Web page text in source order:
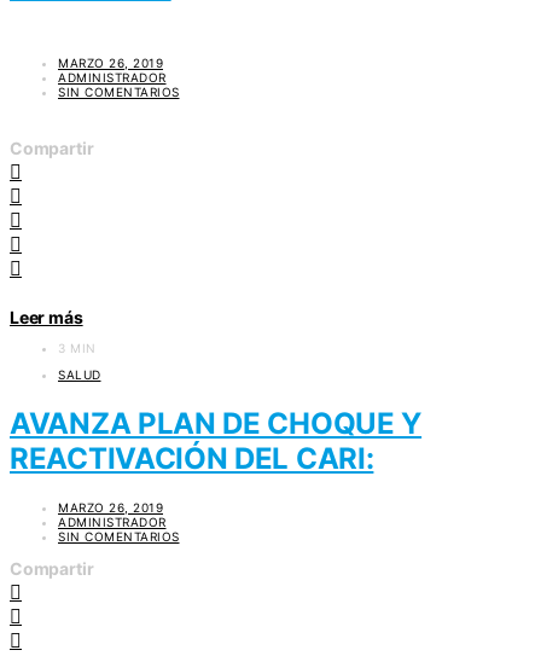
MARZO 26, 2019
ADMINISTRADOR
SIN COMENTARIOS
Compartir
Leer más
3 MIN
SALUD
AVANZA PLAN DE CHOQUE Y
REACTIVACIÓN DEL CARI:
MARZO 26, 2019
ADMINISTRADOR
SIN COMENTARIOS
Compartir